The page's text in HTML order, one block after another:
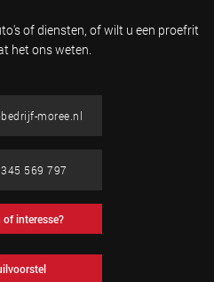
of diensten, of wilt u een proefrit
het ons weten.
moree.nl
569 797
of interesse?